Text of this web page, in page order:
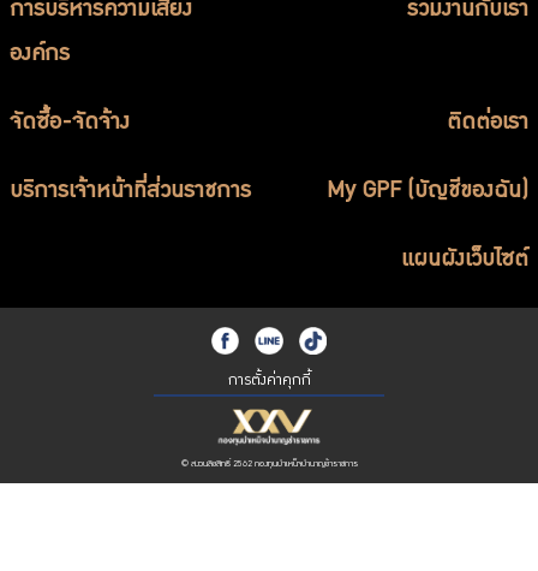
การบริหารความเสี่ยง
องค์กร
ร่วมงานกับเรา
จัดซื้อ-จัดจ้าง ติดต่อเรา
บริการเจ้าหน้าที่ส่วนราชการ My GPF (บัญชีของฉัน)
แผนผังเว็บไซต์
การตั้งค่าคุกกี้
© สงวนลิขสิทธิ์ 2562 กองทุนบำเหน็จบำนาญข้าราชการ